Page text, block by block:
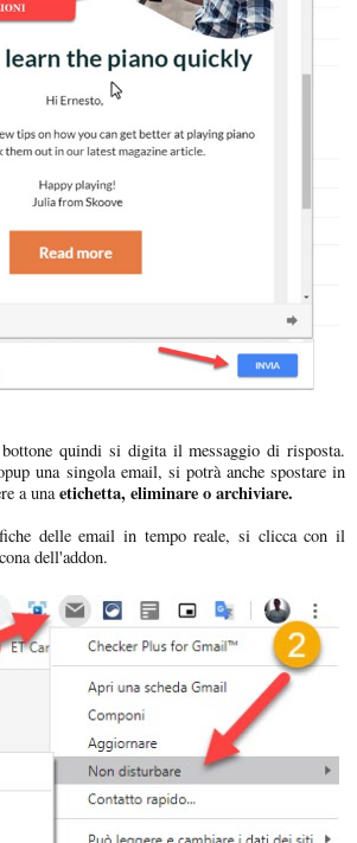
quindi si digita il messaggio di risposta.
una singola email, si potrà anche spostare in
a una etichetta,eliminare o archiviare.
delle email in tempo reale, si clicca con il
dell'addon.